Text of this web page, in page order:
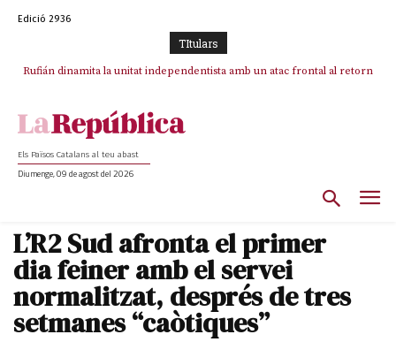
Edició 2936
TItulars
Rufián dinamita la unitat independentista amb un atac frontal al retorn
Puigdemont reivindica la transparència del seu retorn i manté el pols
Els Països Catalans al teu abast
Diumenge, 09 de agost del 2026
L’R2 Sud afronta el primer
dia feiner amb el servei
normalitzat, després de tres
setmanes “caòtiques”